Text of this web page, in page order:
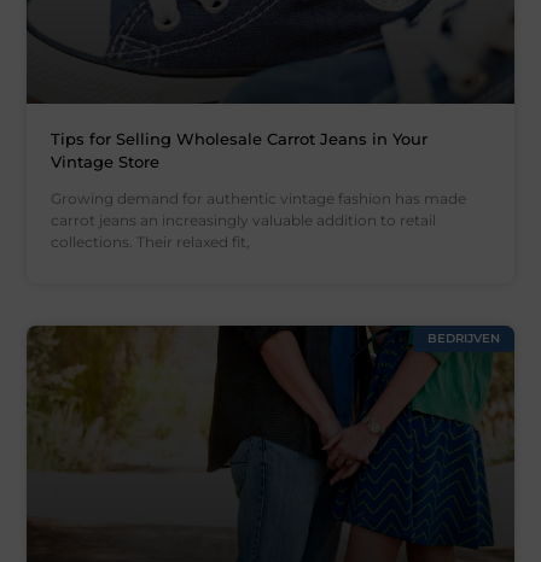
Tips for Selling Wholesale Carrot Jeans in Your
Vintage Store
Growing demand for authentic vintage fashion has made
carrot jeans an increasingly valuable addition to retail
collections. Their relaxed fit,
BEDRIJVEN